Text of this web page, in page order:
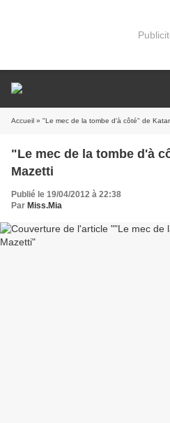
Accueil » "Le mec de la tombe d'à côté" de
"Le mec de la tombe d'à
Mazetti
Publié le 19/04/2012 à 22:38
Par Miss.Mia